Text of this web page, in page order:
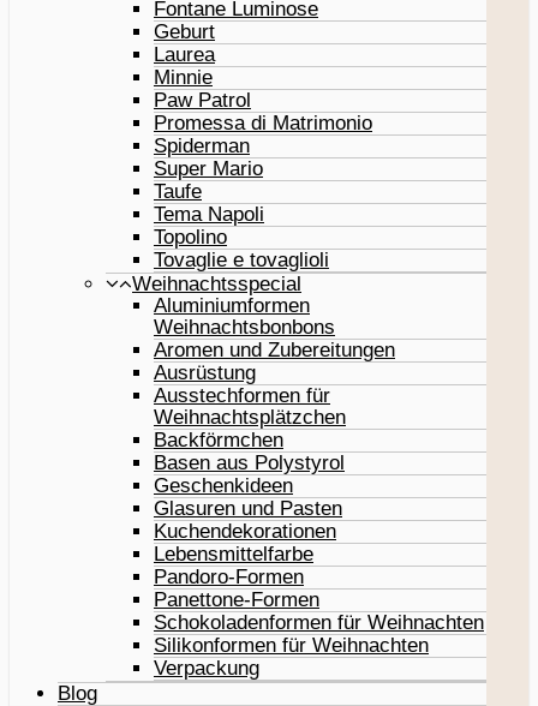
Fontane Luminose
Geburt
Laurea
Minnie
Paw Patrol
Promessa di Matrimonio
Spiderman
Super Mario
Taufe
Tema Napoli
Topolino
Tovaglie e tovaglioli
Weihnachtsspecial
Aluminiumformen
Weihnachtsbonbons
Aromen und Zubereitungen
Ausrüstung
Ausstechformen für
Weihnachtsplätzchen
Backförmchen
Basen aus Polystyrol
Geschenkideen
Glasuren und Pasten
Kuchendekorationen
Lebensmittelfarbe
Pandoro-Formen
Panettone-Formen
Schokoladenformen für Weihnachten
Silikonformen für Weihnachten
Verpackung
Blog